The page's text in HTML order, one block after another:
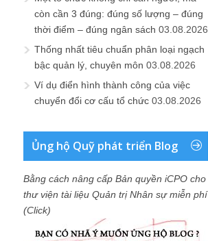
còn cần 3 đúng: đúng số lượng – đúng
thời điểm – đúng ngân sách 03.08.2026
Thống nhất tiêu chuẩn phân loại ngạch
bậc quản lý, chuyên môn 03.08.2026
Ví dụ điển hình thành công của việc
chuyển đổi cơ cấu tổ chức 03.08.2026
Ủng hộ Quỹ phát triển Blog
Bằng cách nâng cấp Bản quyền iCPO cho
thư viện tài liệu Quản trị Nhân sự miễn phí
(Click)